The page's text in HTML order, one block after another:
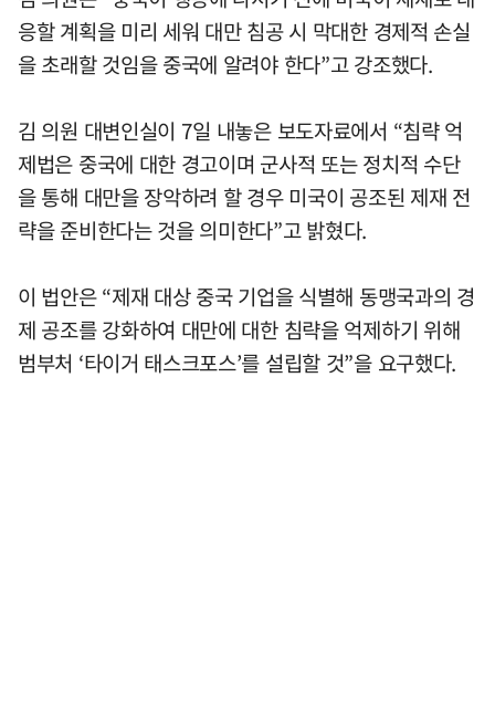
응할 계획을 미리 세워 대만 침공 시 막대한 경제적 손실
을 초래할 것임을 중국에 알려야 한다”고 강조했다.
김 의원 대변인실이 7일 내놓은 보도자료에서 “침략 억
제법은 중국에 대한 경고이며 군사적 또는 정치적 수단
을 통해 대만을 장악하려 할 경우 미국이 공조된 제재 전
략을 준비한다는 것을 의미한다”고 밝혔다.
이 법안은 “제재 대상 중국 기업을 식별해 동맹국과의 경
제 공조를 강화하여 대만에 대한 침략을 억제하기 위해
범부처 ‘타이거 태스크포스’를 설립할 것”을 요구했다.